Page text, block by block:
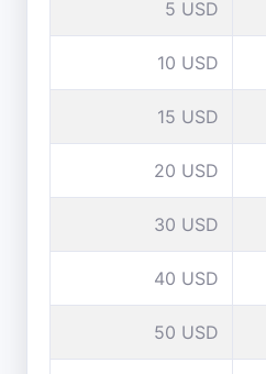
5 USD
10 USD
15 USD
20 USD
30 USD
40 USD
50 USD